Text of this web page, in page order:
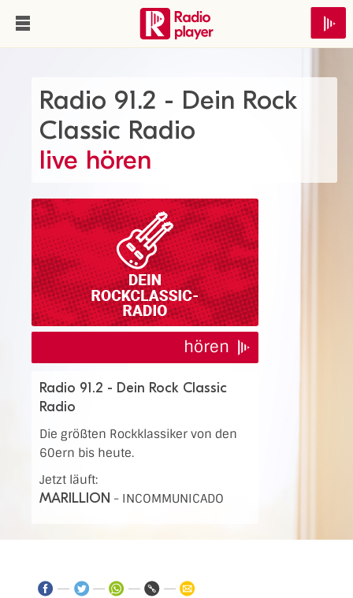
Radio 91.2 - Dein Rock
Classic Radio
live hören
hören
Radio 91.2 - Dein Rock Classic
Radio
Die größten Rockklassiker von den
60ern bis heute.
Jetzt läuft:
MARILLION - INCOMMUNICADO